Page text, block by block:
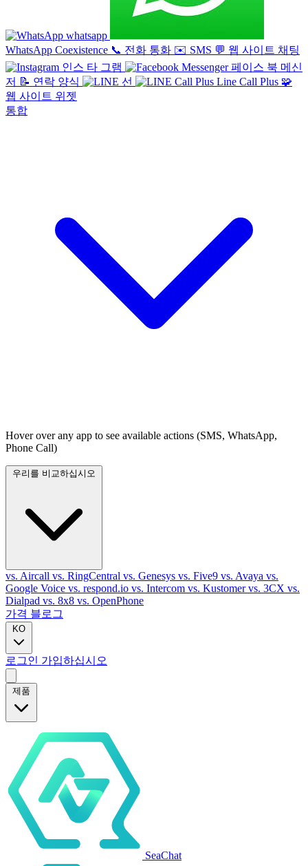
whatsapp
WhatsApp Coexistence 📞 전화 통화 ✉️ SMS 💬 웹 사이트 채팅
인스 타 그램
페이스 북 메신
저 📝 연락 양식 선 Line Call Plus 🧩
웹 사이트 위젯
통합
Hover over any app to see available actions (SMS, WhatsApp,
Phone Call)
vs. Aircall vs. RingCentral vs. Genesys vs. Five9 vs. Avaya vs.
Google Voice vs. respond.io vs. Intercom vs. Kustomervs. 3CX vs.
Dialpad vs. 8x8 vs. OpenPhone
가격 블로그
KO
로그인 가입하십시오
제품
SeaChat